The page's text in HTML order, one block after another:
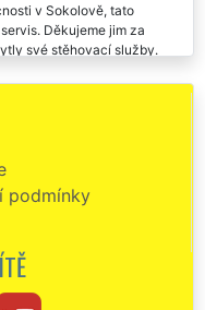
v Sokolově, tato
Děkujeme jim za
stěhování
skvělé odvedená práce,
při stěhování naší
Výborné vystupování.
palec nahoru 👍.
Zásluhou pánů ze
podmínky